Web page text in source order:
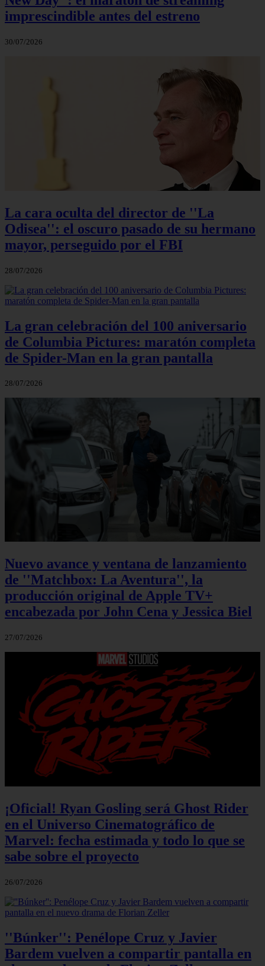
imprescindible antes del estreno
30/07/2026
La cara oculta del director de ''La
Odisea'': el oscuro pasado de su hermano
mayor, perseguido por el FBI
28/07/2026
La gran celebración del 100 aniversario
de Columbia Pictures: maratón completa
de Spider-Man en la gran pantalla
28/07/2026
Nuevo avance y ventana de lanzamiento
de ''Matchbox: La Aventura'', la
producción original de Apple TV+
encabezada por John Cena y Jessica Biel
27/07/2026
¡Oficial! Ryan Gosling será Ghost Rider
en el Universo Cinematográfico de
Marvel: fecha estimada y todo lo que se
sabe sobre el proyecto
26/07/2026
''Búnker'': Penélope Cruz y Javier
Bardem vuelven a compartir pantalla en